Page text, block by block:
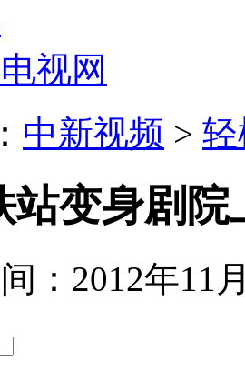
视网
中新视频 >
站变身剧
：2012年11